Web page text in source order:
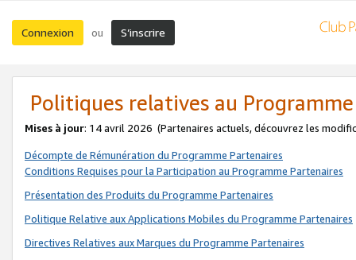
Connexion ou S’inscrire
Politiques relatives au
Mises à jour: 14 avril 2026 (Partenaires actuels, découvrez les
Décompte de Rémunération du Programme Partenaires
Conditions Requises pour la Participation au Programme Partenaires
Présentation des Produits du Programme Partenaires
Politique Relative aux Applications Mobiles du Programme Partenaires
Directives Relatives aux Marques du Programme Partenaires